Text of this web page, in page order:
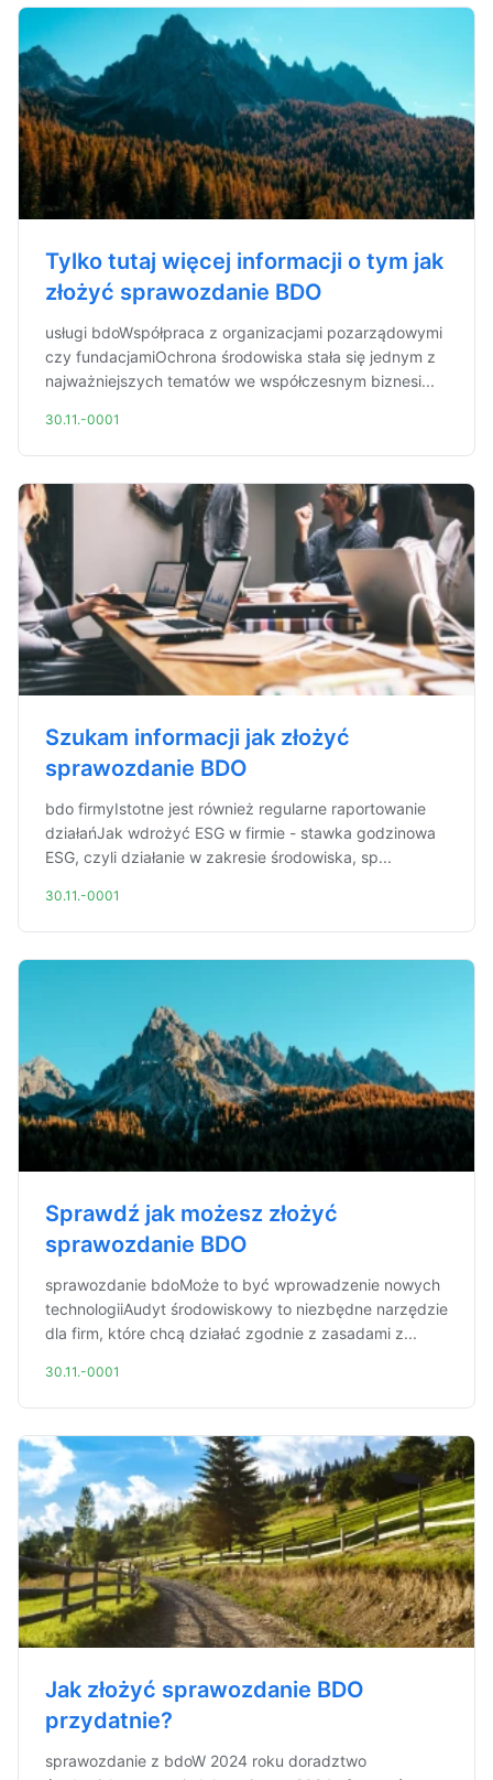
Tylko tutaj więcej informacji o tym jak
złożyć sprawozdanie BDO
usługi bdoWspółpraca z organizacjami pozarządowymi
czy fundacjamiOchrona środowiska stała się jednym z
najważniejszych tematów we współczesnym biznesi...
30.11.-0001
Szukam informacji jak złożyć
sprawozdanie BDO
bdo firmyIstotne jest również regularne raportowanie
działańJak wdrożyć ESG w firmie - stawka godzinowa
ESG, czyli działanie w zakresie środowiska, sp...
30.11.-0001
Sprawdź jak możesz złożyć
sprawozdanie BDO
sprawozdanie bdoMoże to być wprowadzenie nowych
technologiiAudyt środowiskowy to niezbędne narzędzie
dla firm, które chcą działać zgodnie z zasadami z...
30.11.-0001
Jak złożyć sprawozdanie BDO
przydatnie?
sprawozdanie z bdoW 2024 roku doradztwo